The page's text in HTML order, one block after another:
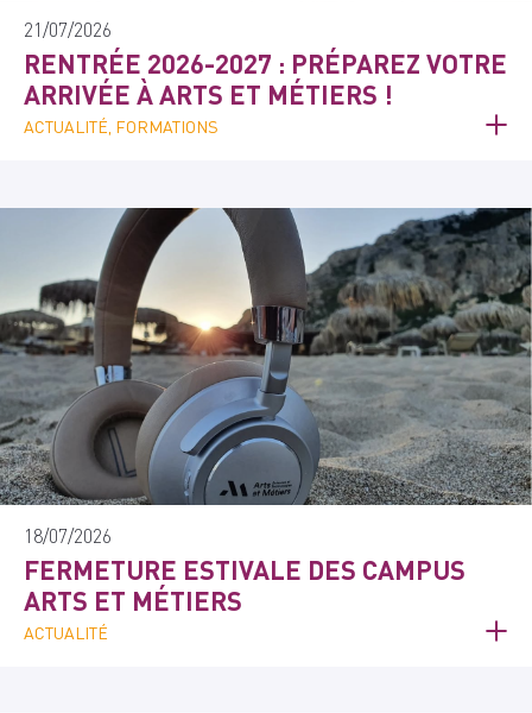
21/07/2026
RENTRÉE 2026-2027 : PRÉPAREZ VOTRE
ARRIVÉE À ARTS ET MÉTIERS !
ACTUALITÉ, FORMATIONS
18/07/2026
FERMETURE ESTIVALE DES CAMPUS
ARTS ET MÉTIERS
ACTUALITÉ